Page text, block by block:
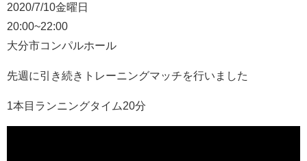
2020/7/10金曜日
20:00~22:00
大分市コンパルホール
先週に引き続きトレーニングマッチを行いました
1本目ランニングタイム20分